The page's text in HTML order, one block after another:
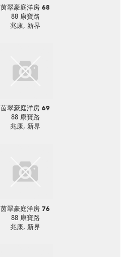
茵翠豪庭洋房 68
88 康寶路
兆康, 新界
茵翠豪庭洋房 69
88 康寶路
兆康, 新界
茵翠豪庭洋房 76
88 康寶路
兆康, 新界